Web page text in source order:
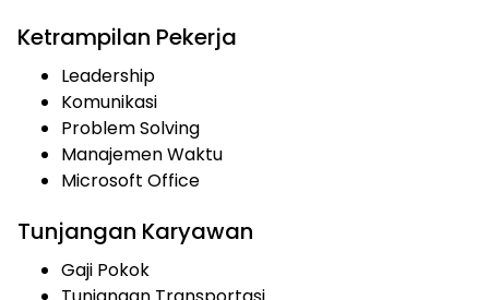
Ketrampilan Pekerja
Leadership
Komunikasi
Problem Solving
Manajemen Waktu
Microsoft Office
Tunjangan Karyawan
Gaji Pokok